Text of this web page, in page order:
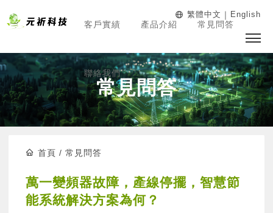
客戶實績 產品介紹 常見問答
聯絡我們
繁體中文 ｜ English
常見問答
首頁 / 常見問答
萬一變頻器故障，產線停擺，智慧節
能系統解決方案為何？